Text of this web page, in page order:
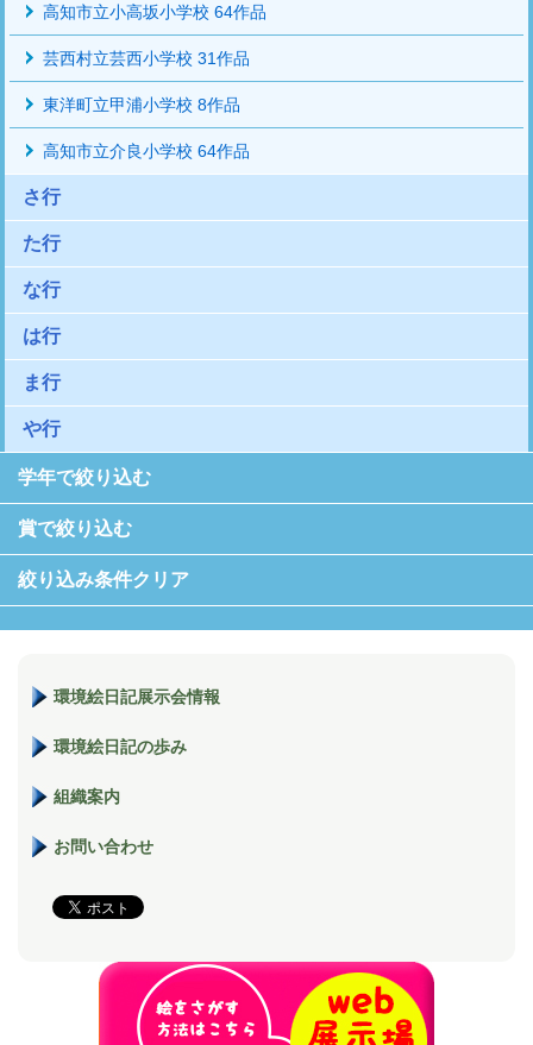
高知市立小高坂小学校 64作品
芸西村立芸西小学校 31作品
東洋町立甲浦小学校 8作品
高知市立介良小学校 64作品
さ行
た行
な行
は行
ま行
や行
学年で絞り込む
賞で絞り込む
絞り込み条件クリア
環境絵日記展示会情報
環境絵日記の歩み
組織案内
お問い合わせ